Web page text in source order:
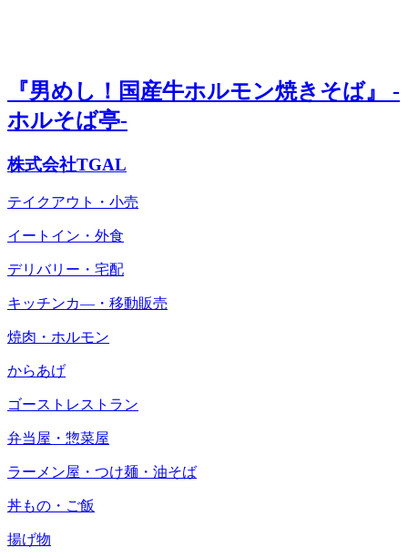
『男めし！国産牛ホルモン焼きそば』 -
ホルそば亭-
株式会社TGAL
テイクアウト・小売
イートイン・外食
デリバリー・宅配
キッチンカ―・移動販売
焼肉・ホルモン
からあげ
ゴーストレストラン
弁当屋・惣菜屋
ラーメン屋・つけ麺・油そば
丼もの・ご飯
揚げ物